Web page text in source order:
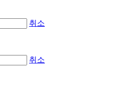
취소
취소